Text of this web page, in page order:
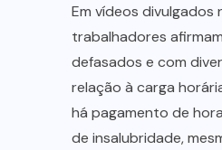
Em vídeos divulgados
trabalhadores
defasados e com
relação à carga
há pagamento de
de insalubridade,